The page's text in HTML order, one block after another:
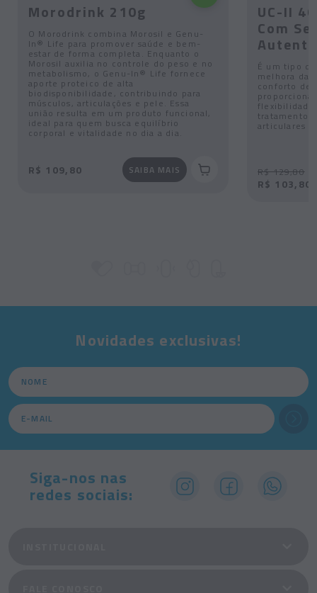
Morodrink 210g
O Morodrink combina Morosil e Genu-
In® Life para promover saúde e bem-
estar de forma completa. Enquanto o
Morosil auxilia no controle do peso e no
metabolismo, o Genu-In® Life fornece
aporte proteico de alta
biodisponibilidade, contribuindo para
músculos, articulações e pele. Essa
união resulta em um produto funcional,
ideal para quem busca equilíbrio
corporal e vitalidade no dia a dia.
R$ 109,80 SAIBA MAIS
UC-II
Com
É um tipo
melhora da
conforto de
proporciona
tratamento
articulares
R$ 129,80
R$ 103,80
Novidades exclusivas!
Siga-nos nas
redes sociais: